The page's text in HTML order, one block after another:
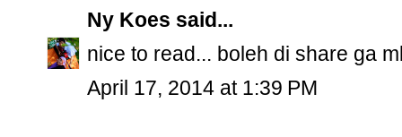
Ny Koes said...
nice to read... boleh di share ga
April 17, 2014 at 1:39 PM